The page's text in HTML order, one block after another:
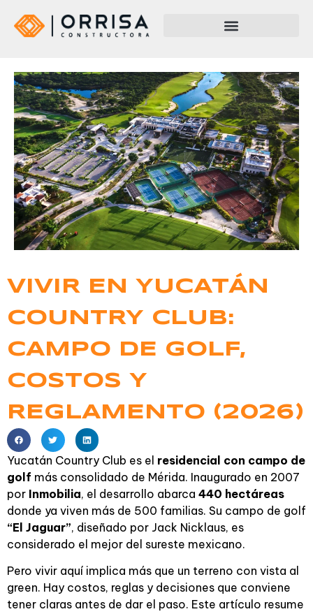
VIVIR EN YUCATÁN
COUNTRY CLUB:
CAMPO DE GOLF,
COSTOS Y
REGLAMENTO (2026)
Yucatán Country Club es el residencial con campo de
golf más consolidado de Mérida. Inaugurado en 2007
por Inmobilia, el desarrollo abarca 440 hectáreas
donde ya viven más de 500 familias. Su campo de golf
“El Jaguar”, diseñado por Jack Nicklaus, es
considerado el mejor del sureste mexicano.
Pero vivir aquí implica más que un terreno con vista al
green. Hay costos, reglas y decisiones que conviene
tener claras antes de dar el paso. Este artículo resume